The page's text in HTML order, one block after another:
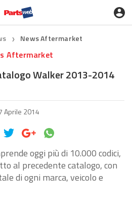
❯ News Aftermarket
Aftermarket
Walker 2013-2014
Aprile 2014
oggi più di 10.000 codici,
al precedente catalogo, con
di ogni marca, veicolo e